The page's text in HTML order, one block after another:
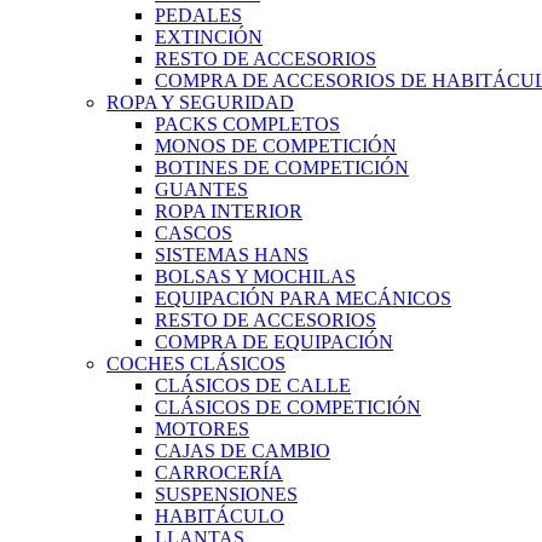
PEDALES
EXTINCIÓN
RESTO DE ACCESORIOS
COMPRA DE ACCESORIOS DE
ROPA Y SEGURIDAD
PACKS COMPLETOS
MONOS DE COMPETICIÓN
BOTINES DE COMPETICIÓN
GUANTES
ROPA INTERIOR
CASCOS
SISTEMAS HANS
BOLSAS Y MOCHILAS
EQUIPACIÓN PARA MECÁNICOS
RESTO DE ACCESORIOS
COMPRA DE EQUIPACIÓN
COCHES CLÁSICOS
CLÁSICOS DE CALLE
CLÁSICOS DE COMPETICIÓN
MOTORES
CAJAS DE CAMBIO
CARROCERÍA
SUSPENSIONES
HABITÁCULO
LLANTAS